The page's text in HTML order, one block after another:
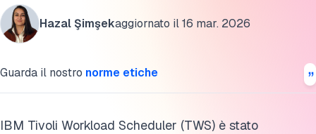
Hazal Şimşekaggiornato il16 mar. 2026
Guarda il nostro norme etiche
IBM Tivoli Workload Scheduler (TWS) è stato